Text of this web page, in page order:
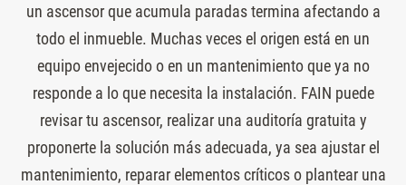
un ascensor que acumula paradas termina afectando a
todo el inmueble. Muchas veces el origen está en un
equipo envejecido o en un mantenimiento que ya no
responde a lo que necesita la instalación. FAIN puede
revisar tu ascensor, realizar una auditoría gratuita y
proponerte la solución más adecuada, ya sea ajustar el
mantenimiento, reparar elementos críticos o plantear una